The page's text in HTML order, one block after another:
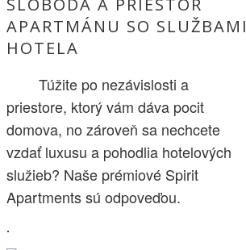
SLOBODA A PRIESTOR
APARTMÁNU SO SLUŽBAMI
HOTELA
Túžite po nezávislosti a
priestore, ktorý vám dáva pocit
domova, no zároveň sa nechcete
vzdať luxusu a pohodlia hotelových
služieb? Naše prémiové Spirit
Apartments sú odpoveďou.
.